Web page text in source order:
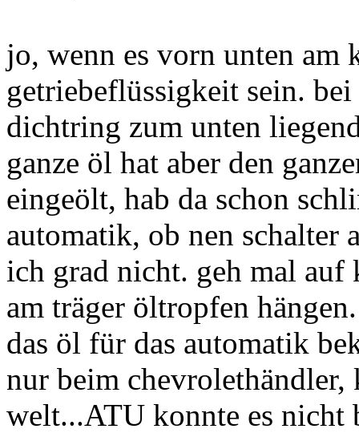
jo, wenn es vorn unten am
getriebeflüssigkeit sein.
dichtring zum unten
ganze öl hat aber den
eingeölt, hab da schon
automatik, ob nen schalter
ich grad nicht. geh mal auf
am träger öltropfen hängen.
das öl für das automatik
nur beim chevrolethändler,
welt...ATU konnte es nicht